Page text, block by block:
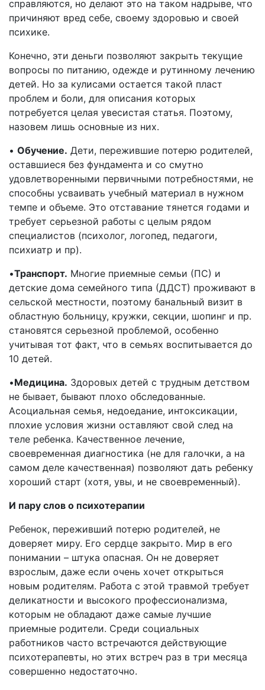
справляются, но делают это на таком надрыве, что
причиняют вред себе, своему здоровью и своей
психике.
Конечно, эти деньги позволяют закрыть текущие
вопросы по питанию, одежде и рутинному лечению
детей. Но за кулисами остается такой пласт
проблем и боли, для описания которых
потребуется целая увесистая статья. Поэтому,
назовем лишь основные из них.
• Обучение. Дети, пережившие потерю родителей,
оставшиеся без фундамента и со смутно
удовлетворенными первичными потребностями, не
способны усваивать учебный материал в нужном
темпе и объеме. Это отставание тянется годами и
требует серьезной работы с целым рядом
специалистов (психолог, логопед, педагоги,
психиатр и пр).
•Транспорт. Многие приемные семьи (ПС) и
детские дома семейного типа (ДДСТ) проживают в
сельской местности, поэтому банальный визит в
областную больницу, кружки, секции, шопинг и пр.
становятся серьезной проблемой, особенно
учитывая тот факт, что в семьях воспитывается до
10 детей.
•Медицина. Здоровых детей с трудным детством
не бывает, бывают плохо обследованные.
Асоциальная семья, недоедание, интоксикации,
плохие условия жизни оставляют свой след на
теле ребенка. Качественное лечение,
своевременная диагностика (не для галочки, а на
самом деле качественная) позволяют дать ребенку
хороший старт (хотя, увы, и не своевременный).
И пару слов о психотерапии
Ребенок, переживший потерю родителей, не
доверяет миру. Его сердце закрыто. Мир в его
понимании – штука опасная. Он не доверяет
взрослым, даже если очень хочет открыться
новым родителям. Работа с этой травмой требует
деликатности и высокого профессионализма,
которым не обладают даже самые лучшие
приемные родители. Среди социальных
работников часто встречаются действующие
психотерапевты, но этих встреч раз в три месяца
совершенно недостаточно.